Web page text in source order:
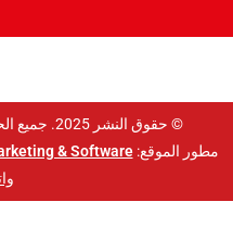
© حقوق النشر 2025. جميع الحقوق محفوظة لـ مركز قمة المنار
مطور الموقع:& Software -